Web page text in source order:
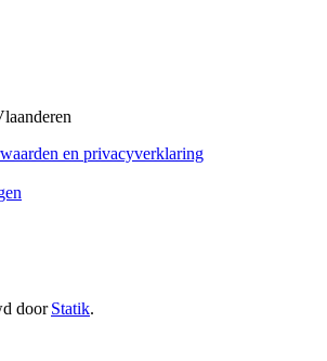
en privacyverklaring
door Statik.